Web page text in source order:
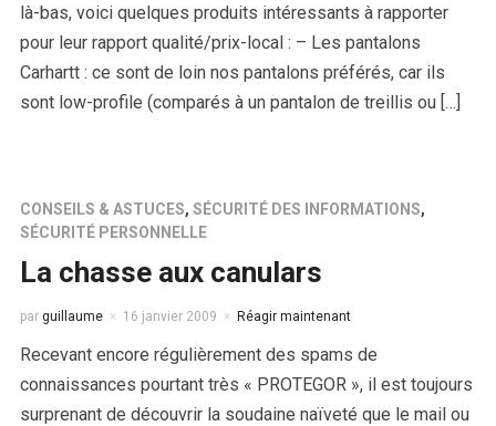
là-bas, voici quelques produits intéressants à rapporter
pour leur rapport qualité/prix-local : – Les pantalons
Carhartt : ce sont de loin nos pantalons préférés, car ils
sont low-profile (comparés à un pantalon de treillis ou […]
CONSEILS & ASTUCES, SÉCURITÉ DES INFORMATIONS,
SÉCURITÉ PERSONNELLE
La chasse aux canulars
par guillaume 16 janvier 2009 Réagir maintenant
Recevant encore régulièrement des spams de
connaissances pourtant très « PROTEGOR », il est toujours
surprenant de découvrir la soudaine naïveté que le mail ou